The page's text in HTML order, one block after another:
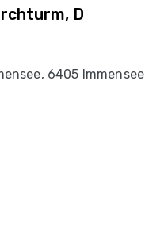
D
6405 Immensee